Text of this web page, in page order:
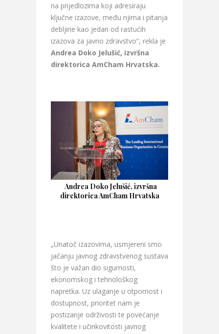
na prijedlozima koji adresiraju
ključne izazove, među njima i pitanja
debljine kao jedan od rastućih
izazova za javno zdravstvo“, rekla je
Andrea Doko Jelušić, izvršna
direktorica AmCham Hrvatska.
Andrea Doko Jelušić, izvršna
direktorica AmCham Hrvatska
„Unatoč izazovima, usmjereni smo
jačanju javnog zdravstvenog sustava
što je važan dio sigurnosti,
ekonomskog i tehnološkog
napretka. Uz ulaganje u otpornost i
dostupnost, prioritet nam je
postizanje održivosti te povećanje
kvalitete i učinkovitosti javnog